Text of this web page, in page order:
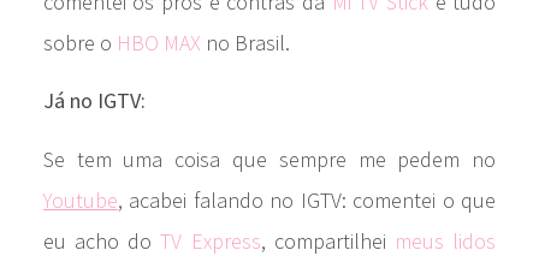
sobre o HBO MAX no Brasil.
Já no IGTV:
Se tem uma coisa que sempre me pedem no
Youtube, acabei falando no IGTV: comentei o que
eu acho doTV Express, compartilhei meus lidos